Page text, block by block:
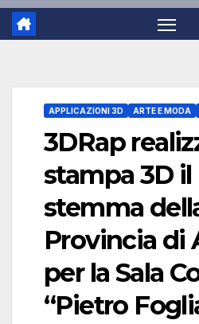
APPLICAZIONI 3D ARTE E MODA
3DRap
stampa 3D
stemma
Provincia di
per la Sala
“Pietro